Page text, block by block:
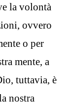
la volontà
ovvero
o per
mente, a
tuttavia, è
nostra